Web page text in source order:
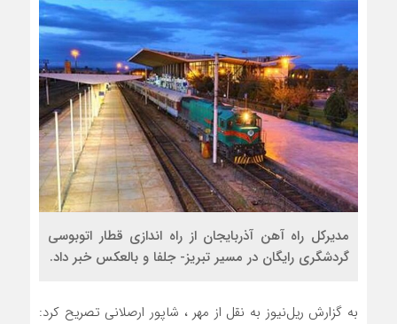
مدیرکل راه آهن آذربایجان از راه اندازی قطار اتوبوسی
گردشگری رایگان در مسیر تبریز- جلفا و بالعکس خبر داد.
به گزارش ریل‌نیوز به نقل از مهر ، شاپور ارصلانی تصریح کرد: